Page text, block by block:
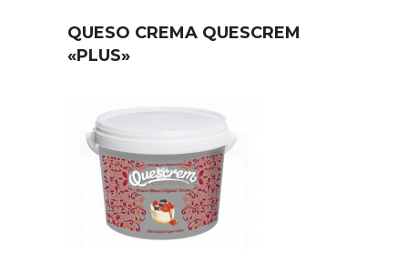
QUESO CREMA QUESCREM
«PLUS»